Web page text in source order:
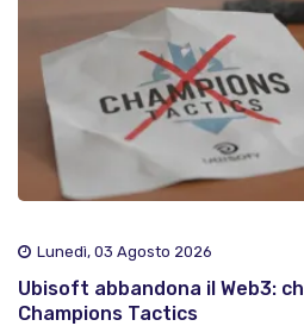
Lunedì, 03 Agosto 2026
Ubisoft abbandona il Web3:
Champions Tactics